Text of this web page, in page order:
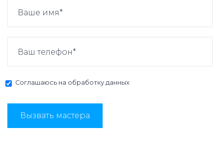
Соглашаюсь на обработку данных
Вызвать мастера